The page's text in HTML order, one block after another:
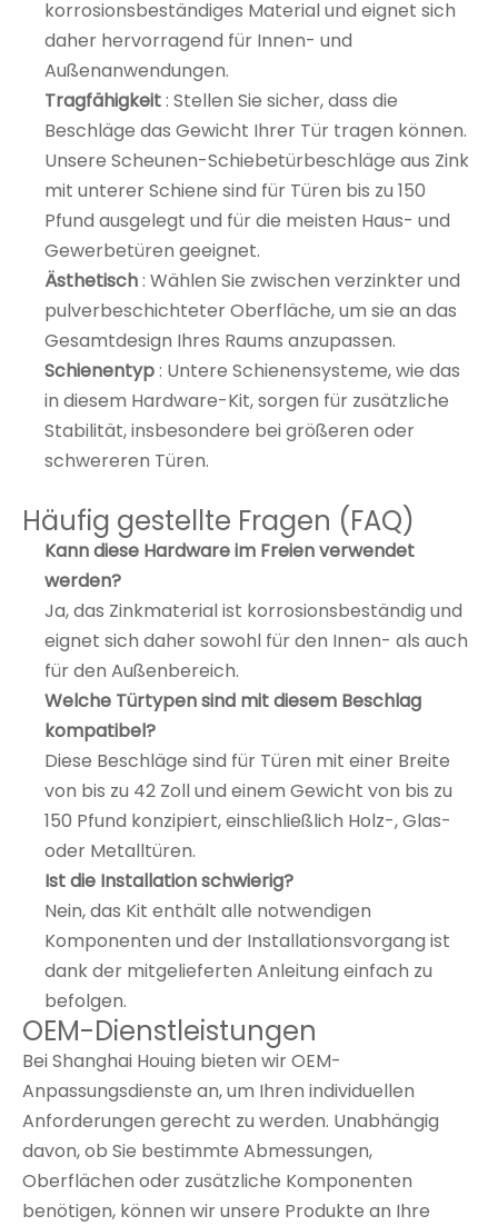
korrosionsbeständiges Material und eignet sich
daher hervorragend für Innen- und
Außenanwendungen.
Tragfähigkeit: Stellen Sie sicher, dass die
Beschläge das Gewicht Ihrer Tür tragen können.
Unsere Scheunen-Schiebetürbeschläge aus Zink
mit unterer Schiene sind für Türen bis zu 150
Pfund ausgelegt und für die meisten Haus- und
Gewerbetüren geeignet.
Ästhetisch: Wählen Sie zwischen verzinkter und
pulverbeschichteter Oberfläche, um sie an das
Gesamtdesign Ihres Raums anzupassen.
Schienentyp: Untere Schienensysteme, wie das
in diesem Hardware-Kit, sorgen für zusätzliche
Stabilität, insbesondere bei größeren oder
schwereren Türen.
Häufig gestellte Fragen (FAQ)
Kann diese Hardware im Freien verwendet
werden?
Ja, das Zinkmaterial ist korrosionsbeständig und
eignet sich daher sowohl für den Innen- als auch
für den Außenbereich.
Welche Türtypen sind mit diesem Beschlag
kompatibel?
Diese Beschläge sind für Türen mit einer Breite
von bis zu 42 Zoll und einem Gewicht von bis zu
150 Pfund konzipiert, einschließlich Holz-, Glas-
oder Metalltüren.
Ist die Installation schwierig?
Nein, das Kit enthält alle notwendigen
Komponenten und der Installationsvorgang ist
dank der mitgelieferten Anleitung einfach zu
befolgen.
OEM-Dienstleistungen
Bei Shanghai Houing bieten wir OEM-
Anpassungsdienste an, um Ihren individuellen
Anforderungen gerecht zu werden. Unabhängig
davon, ob Sie bestimmte Abmessungen,
Oberflächen oder zusätzliche Komponenten
benötigen, können wir unsere Produkte an Ihre